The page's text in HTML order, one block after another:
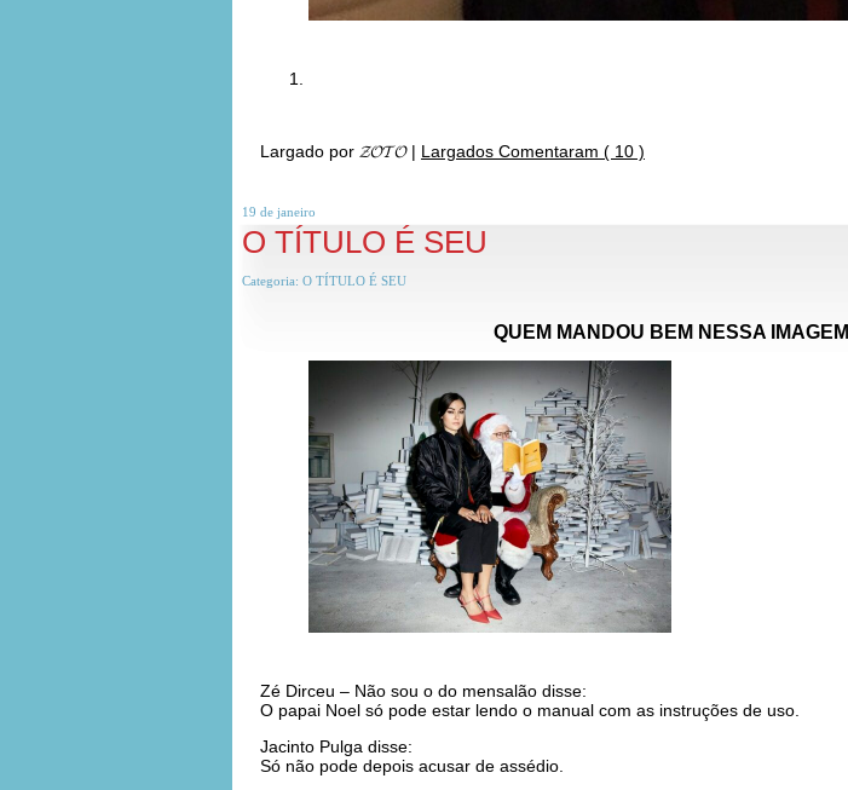
Largado por 𝓩𝓞𝓣𝓞| Largados Comentaram ( 10 )
19 de janeiro
O TÍTULO É SEU
Categoria: O TÍTULO É SEU
QUEM MANDOU BEM NESSA IMAGEM
Zé Dirceu – Não sou o do mensalão disse:
O papai Noel só pode estar lendo o manual com as instruções de uso.
Jacinto Pulga disse:
Só não pode depois acusar de assédio.